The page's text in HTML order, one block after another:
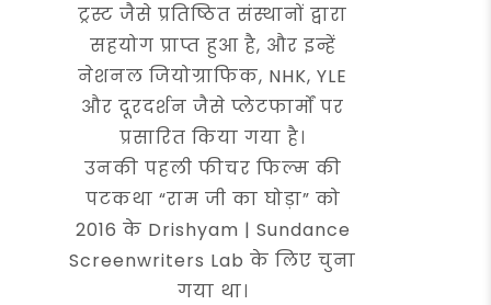
ट्रस्ट जैसे प्रतिष्ठित संस्थानों द्वारा
सहयोग प्राप्त हुआ है, और इन्हें
नेशनल जियोग्राफिक, NHK, YLE
और दूरदर्शन जैसे प्लेटफार्मों पर
प्रसारित किया गया है।
उनकी पहली फीचर फिल्म की
पटकथा “राम जी का घोड़ा” को
2016 के Drishyam | Sundance
Screenwriters Lab के लिए चुना
गया था।